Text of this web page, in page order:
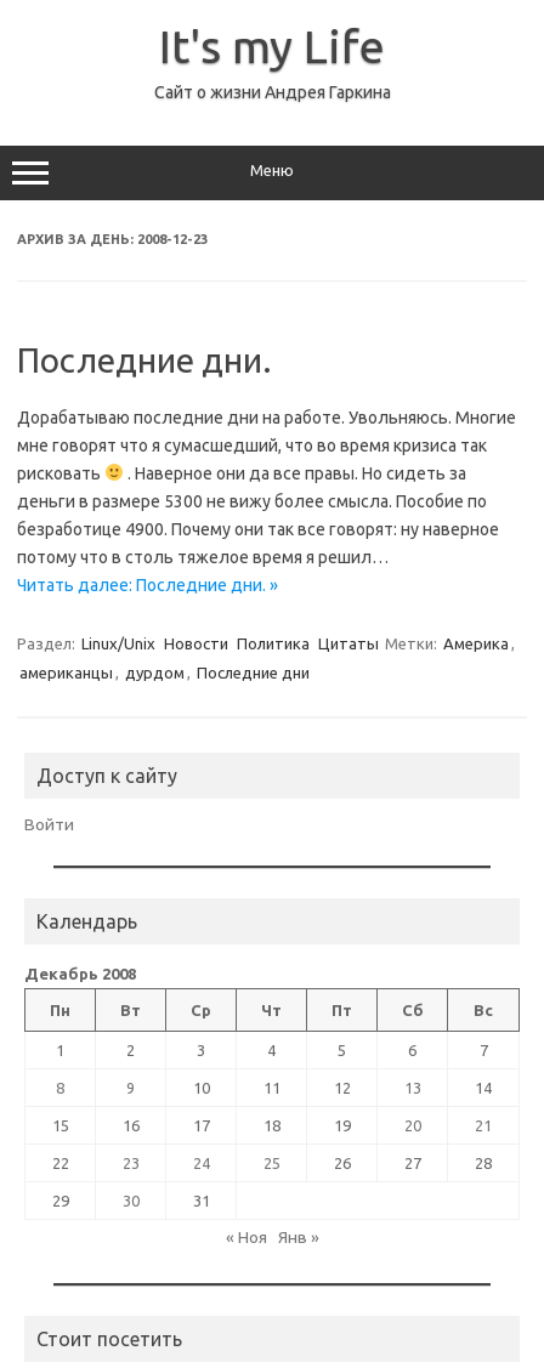
It's my Life
Сайт о жизни Андрея Гаркина
Меню
АРХИВ ЗА ДЕНЬ: 2008-12-23
Последние дни.
Дорабатываю последние дни на работе. Увольняюсь. Многие
мне говорят что я сумасшедший, что во время кризиса так
рисковать
. Наверное они да все правы. Но сидеть за
деньги в размере 5300 не вижу более смысла. Пособие по
безработице 4900. Почему они так все говорят: ну наверное
потому что в столь тяжелое время я решил…
Читать далее: Последние дни. »
Раздел: Linux/Unix Новости Политика Цитаты Метки: Америка ,
американцы , дурдом , Последние дни
Доступ к сайту
Войти
Календарь
Декабрь 2008
Пн Вт Ср Чт Пт Сб Вс
1 2 3 4 5 6 7
8 9 10 11 12 13 14
15 16 17 18 19 20 21
22 23 24 25 26 27 28
29 30 31
« Ноя Янв »
Стоит посетить